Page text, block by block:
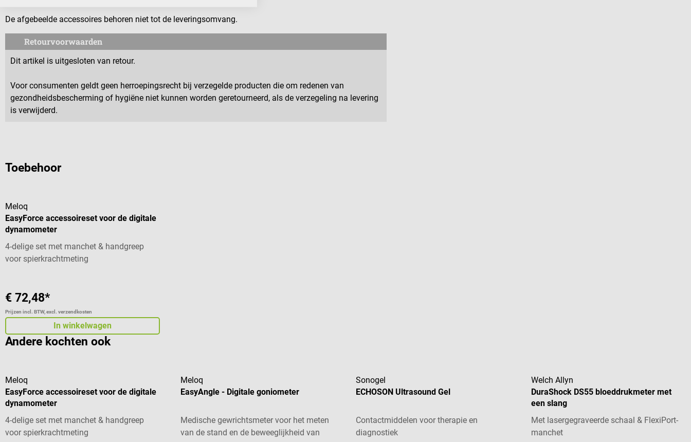
De afgebeelde accessoires behoren niet tot de leveringsomvang.
Retourvoorwaarden
Dit artikel is uitgesloten van retour.
Voor consumenten geldt geen herroepingsrecht bij verzegelde producten die om redenen van
gezondheidsbescherming of hygiëne niet kunnen worden geretourneerd, als de verzegeling na levering
is verwijderd.
Toebehoor
Meloq
EasyForce accessoireset voor de digitale
dynamometer
4-delige set met manchet & handgreep
voor spierkrachtmeting
€ 72,48*
Prijzen incl. BTW, excl. verzendkosten
In winkelwagen
Andere kochten ook
Meloq
EasyForce accessoireset voor de digitale
dynamometer
4-delige set met manchet & handgreep
voor spierkrachtmeting
Meloq
EasyAngle - Digitale goniometer
Medische gewrichtsmeter voor het meten
van de stand en de beweeglijkheid van
Sonogel
ECHOSON Ultrasound Gel
Contactmiddelen voor therapie en
diagnostiek
Welch Allyn
DuraShock DS55 bloeddrukmeter met
een slang
Met lasergegraveerde schaal & FlexiPort-
manchet